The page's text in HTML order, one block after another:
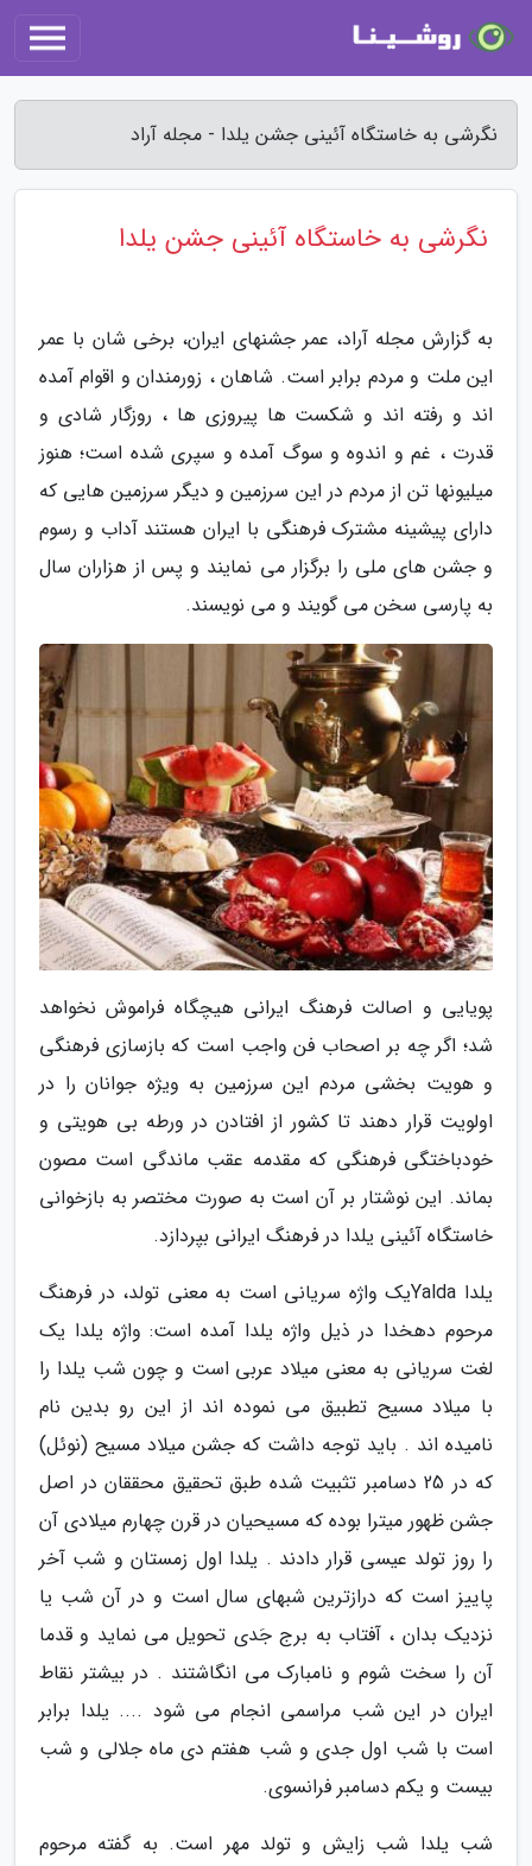
نگرشی به خاستگاه آئینی جشن یلدا - مجله آراد
نگرشی به خاستگاه آئینی جشن یلدا
به گزارش مجله آراد، عمر جشنهای ایران، برخی شان با عمر
این ملت و مردم برابر است. شاهان ، زورمندان و اقوام آمده
اند و رفته اند و شکست ها پیروزی ها ، روزگار شادی و
قدرت ، غم و اندوه و سوگ آمده و سپری شده است؛ هنوز
میلیونها تن از مردم در این سرزمین و دیگر سرزمین هایی که
دارای پیشینه مشترک فرهنگی با ایران هستند آداب و رسوم
و جشن های ملی را برگزار می نمایند و پس از هزاران سال
به پارسی سخن می گویند و می نویسند.
پویایی و اصالت فرهنگ ایرانی هیچگاه فراموش نخواهد
شد؛ اگر چه بر اصحاب فن واجب است که بازسازی فرهنگی
و هویت بخشی مردم این سرزمین به ویژه جوانان را در
اولویت قرار دهند تا کشور از افتادن در ورطه بی هویتی و
خودباختگی فرهنگی که مقدمه عقب ماندگی است مصون
بماند. این نوشتار بر آن است به صورت مختصر به بازخوانی
خاستگاه آئینی یلدا در فرهنگ ایرانی بپردازد.
یلدا Yaldaیک واژه سریانی است به معنی تولد، در فرهنگ
مرحوم دهخدا در ذیل واژه یلدا آمده است: واژه یلدا یک
لغت سریانی به معنی میلاد عربی است و چون شب یلدا را
با میلاد مسیح تطبیق می نموده اند از این رو بدین نام
نامیده اند . باید توجه داشت که جشن میلاد مسیح (نوئل)
که در 25 دسامبر تثبیت شده طبق تحقیق محققان در اصل
جشن ظهور میترا بوده که مسیحیان در قرن چهارم میلادی آن
را روز تولد عیسی قرار دادند . یلدا اول زمستان و شب آخر
پاییز است که درازترین شبهای سال است و در آن شب یا
نزدیک بدان ، آفتاب به برج جَدی تحویل می نماید و قدما
آن را سخت شوم و نامبارک می انگاشتند . در بیشتر نقاط
ایران در این شب مراسمی انجام می شود .... یلدا برابر
است با شب اول جدی و شب هفتم دی ماه جلالی و شب
بیست و یکم دسامبر فرانسوی.
شب یلدا شب زایش و تولد مهر است. به گفته مرحوم